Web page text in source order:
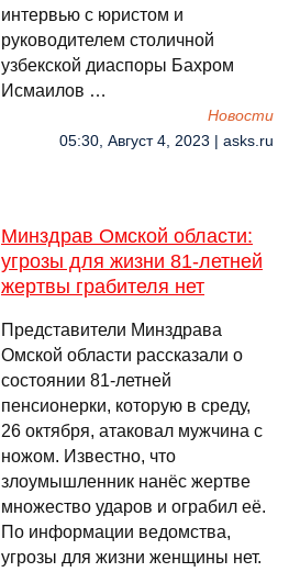
интервью с юристом и
руководителем столичной
узбекской диаспоры Бахром
Исмаилов …
Новости
05:30, Август 4, 2023 | asks.ru
Минздрав Омской области:
угрозы для жизни 81-летней
жертвы грабителя нет
Представители Минздрава
Омской области рассказали о
состоянии 81-летней
пенсионерки, которую в среду,
26 октября, атаковал мужчина с
ножом. Известно, что
злоумышленник нанёс жертве
множество ударов и ограбил её.
По информации ведомства,
угрозы для жизни женщины нет.